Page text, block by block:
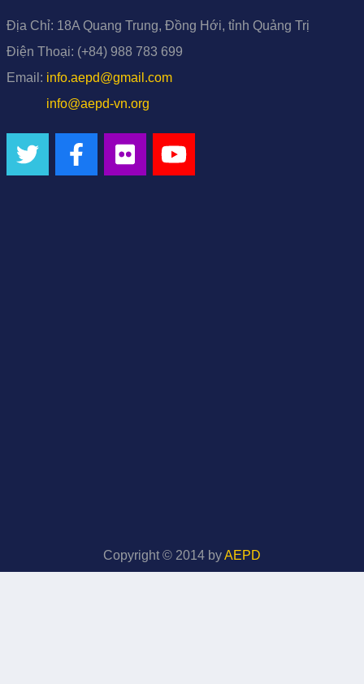
Địa Chỉ: 18A Quang Trung, Đồng Hới, tỉnh Quảng Trị
Điện Thoại: (+84) 988 783 699
Email: info.aepd@gmail.com
info@aepd-vn.org
Copyright © 2014 byAEPD